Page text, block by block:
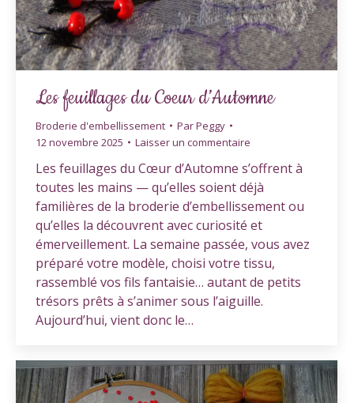
Les feuillages du Coeur d’Automne
Broderie d'embellissement ParPeggy
12 novembre 2025
Laisser un commentaire
Les feuillages du Cœur d’Automne s’offrent à
toutes les mains — qu’elles soient déjà
familières de la broderie d’embellissement ou
qu’elles la découvrent avec curiosité et
émerveillement. La semaine passée, vous avez
préparé votre modèle, choisi votre tissu,
rassemblé vos fils fantaisie… autant de petits
trésors prêts à s’animer sous l’aiguille.
Aujourd’hui, vient donc le…